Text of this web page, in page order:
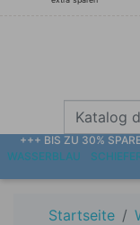
+++ BIS ZU 30%
WASSERBLAU
Startseite